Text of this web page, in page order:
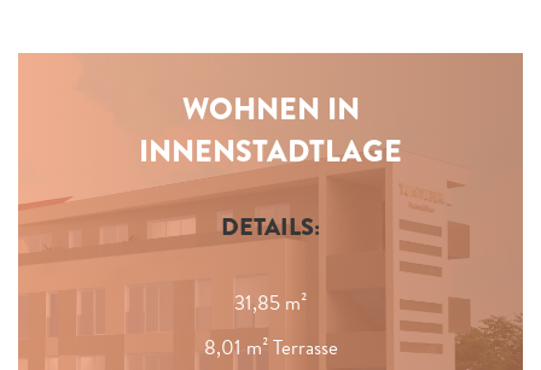
WOHNEN IN
INNENSTADTLAGE
DETAILS:
31,85 m²
8,01 m² Terrasse